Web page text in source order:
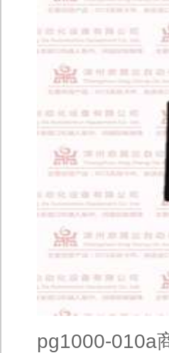
pg1000-010a